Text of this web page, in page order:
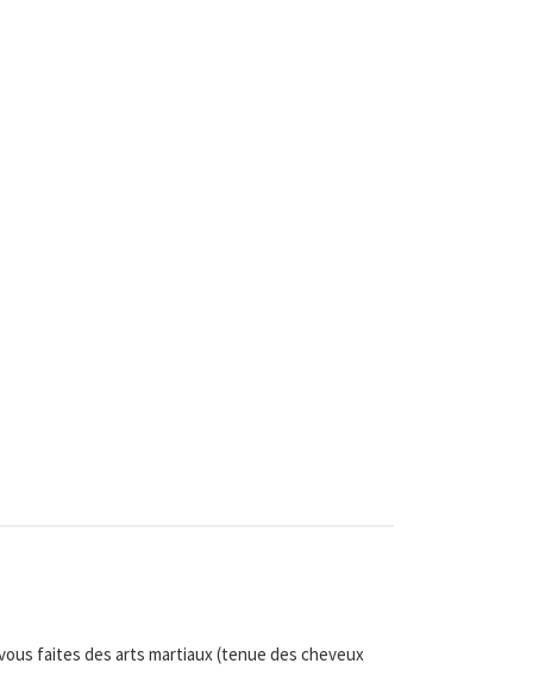
faites des arts martiaux (tenue des cheveux